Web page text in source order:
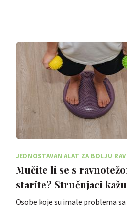
JEDNOSTAVAN ALAT ZA BOLJU
Mučite li se s
starite? Stručnjaci
postoji jednostavno …
Osobe koje su imale problema